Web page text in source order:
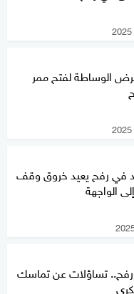
الوساطة لفتح ممر
في رفح يعيد خروق وقف
الواجهة
تساؤلات عن تماسك